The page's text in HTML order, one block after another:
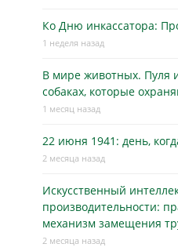
Ко Дню инкассатора:
1 неделя назад
В мире животных. Пуля
собаках, которые
1 месяц назад
22 июня 1941: день,
2 месяца назад
Искусственный
производительности:
механизм замещения
2 месяца назад